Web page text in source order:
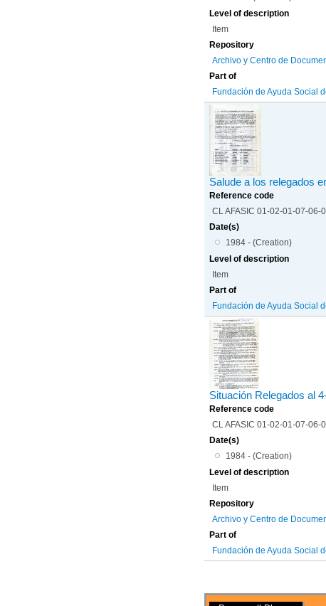
Level of description
Item
Repository
Archivo y Centro de
Part of
Fundación de Ayuda Social
Salude a los relegados
Reference code
CL AFASIC 01-02-01-07-06-
Date(s)
1984 - (Creation)
Level of description
Item
Part of
Fundación de Ayuda Social
Situación Relegados al
Reference code
CL AFASIC 01-02-01-07-06-
Date(s)
1984 - (Creation)
Level of description
Item
Repository
Archivo y Centro de
Part of
Fundación de Ayuda Social